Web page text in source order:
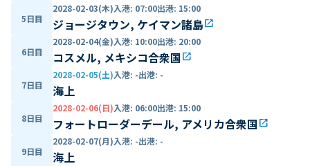
5日目
2028-02-03(木)入港: 07:00出港: 15:00
ジョージタウン, ケイマン諸島open_in_new
6日目
2028-02-04(金)入港: 10:00出港: 20:00
コスメル, メキシコ合衆国open_in_new
7日目
2028-02-05(土)入港: -出港: -
海上
8日目
2028-02-06(日)入港: 06:00出港: 15:00
フォートローダーデール, アメリカ合衆国open_in_new
9日目
2028-02-07(月)入港: -出港: -
海上